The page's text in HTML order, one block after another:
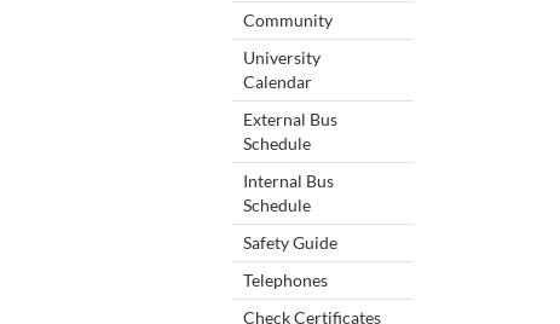
Community
University
Calendar
External Bus
Schedule
Internal Bus
Schedule
Safety Guide
Telephones
Check Certificates